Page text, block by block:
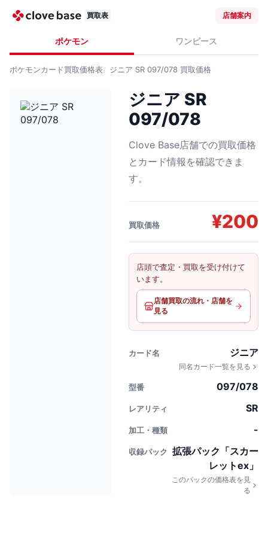
買取表 店舗案内
ポケモン ワンピース
ポケモンカード買取価格表 ジニア SR 097/078 買取価格
ジニア SR
097/078
Clove Base店舗での買取価格
とカード情報を確認できま
す。
買取価格 ¥200
店頭で査定・買取を受け付けて
います。
店舗買取の流れ・店舗を
見る
カード名 ジニア
同名カード一覧を見る
型番 097/078
レアリティ SR
加工・種類 -
収録パック
拡張パック「スカー
レットex」
このパックの価格表を見
る